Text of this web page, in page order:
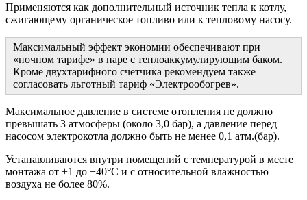
Применяются как дополнительный источник тепла к котлу,
сжигающему органическое топливо или к тепловому насосу.
Максимальный эффект экономии обеспечивают при
«ночном тарифе» в паре с теплоаккумулирующим баком.
Кроме двухтарифного счетчика рекомендуем также
согласовать льготный тариф «Электрообогрев».
Максимальное давление в системе отопления не должно
превышать 3 атмосферы (около 3,0 бар), а давление перед
насосом электрокотла должно быть не менее 0,1 атм.(бар).
Устанавливаются внутри помещений с температурой в месте
монтажа от +1 до +40°С и с относительной влажностью
воздуха не более 80%.